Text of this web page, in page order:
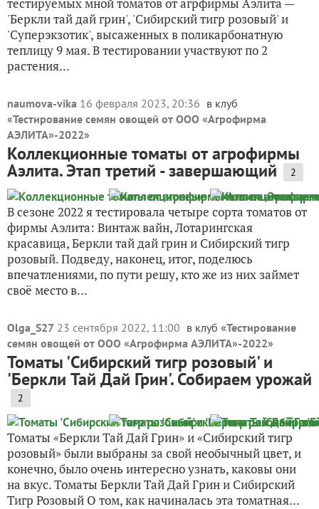
'Беркли тай дай грин', 'Сибирский тигр розовый' и
'Суперэкзотик', высаженных в поликарбонатную
теплицу 9 мая. В тестировании участвуют по 2
растения...
naumova-vika 16 февраля 2023, 20:36 в клуб
«Тестирование семян овощей от ООО «Агрофирма
АЭЛИТА»-2022»
Коллекционные томаты от агрофирмы
Аэлита. Этап третий - завершающий 2
В сезоне 2022 я тестировала четыре сорта томатов от
фирмы Аэлита: Винтаж вайн, Лотарингская
красавица, Беркли тай дай грин и Сибирский тигр
розовый. Подведу, наконец, итог, поделюсь
впечатлениями, по пути решу, кто же из них займет
своё место в...
Olga_S27 23 сентября 2022, 11:00 в клуб «Тестирование
семян овощей от ООО «Агрофирма АЭЛИТА»-2022»
Томаты 'Сибирский тигр розовый' и
'Беркли Тай Дай Грин'. Собираем урожай
2
Томаты «Беркли Тай Дай Грин» и «Сибирский тигр
розовый» были выбраны за свой необычный цвет, и
конечно, было очень интересно узнать, каковы они
на вкус. Томаты Беркли Тай Дай Грин и Сибирский
Тигр Розовый О том, как начиналась эта томатная...